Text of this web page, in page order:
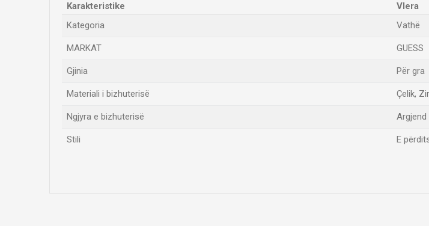
Karakteristike
Vlera
Kategoria
Vathë
MARKAT GUESS
Gjinia Për gra
Materiali i bizhuterisë Çelik,
Ngjyra e bizhuterisë Argjend
Stili E